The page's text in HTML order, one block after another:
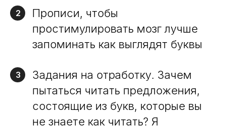
2
Прописи, чтобы
простимулировать мозг лучше
запоминать как выглядят буквы
3
Задания на отработку. Зачем
пытаться читать предложения,
состоящие из букв, которые вы
не знаете как читать? Я